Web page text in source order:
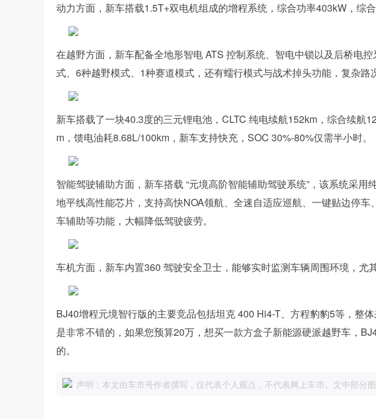
动力方面，新车搭载1.5T+双电机组成的增程系统，综合功率403kW，综
在越野方面，新车配备全地形智电 ATS 控制系统、智电中锁以及后桥电
式、6种越野模式、1种赛道模式，还有蠕行模式与战术掉头功能，复杂路
新车搭载了一块40.3度的三元锂电池，CLTC 纯电续航152km，综合续航
m，馈电油耗8.68L/100km，新车支持快充，SOC 30%-80%仅需半小时。
智能驾驶辅助方面，新车搭载 “元境高阶智能辅助驾驶系统”，该系统采
地平线高性能芯片，支持高快NOA领航、全速自适应巡航、一键贴边停
车辅助等功能，大幅降低驾驶疲劳。
车机方面，新车内置360 驾驶安全卫士，能够实时监测车辆周围环境，尤
BJ40增程元境智行版的主要竞品包括坦克 400 Hi4-T、方程豹豹5等，整
是非常不错的，如果您预算20万，想买一款方盒子新能源硬派越野车，
的。
声明：本文由车市号作者撰写，仅代表个人观点，不代表网上车市。文中部分图